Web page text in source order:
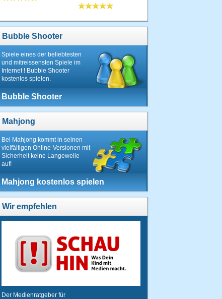
Bubble Shooter
Spiele eines der beliebtesten
und mitreissensten Spiele im
Internet ! Bubble Shooter
kostenlos spielen.
Bubble Shooter
Mahjong
Bei Mahjong kommt in seinen
vielfältigen Online-Versionen mit
Sicherheit keine Langeweile
auf!
Mahjong kostenlos spielen
Wir empfehlen
Der Medienratgeber für